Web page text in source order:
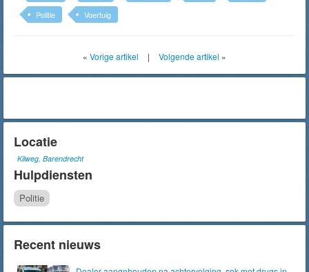
Politie
Voertuig
« Vorige artikel | Volgende artikel »
Locatie
Kilweg, Barendrecht
Hulpdiensten
Politie
Recent nieuws